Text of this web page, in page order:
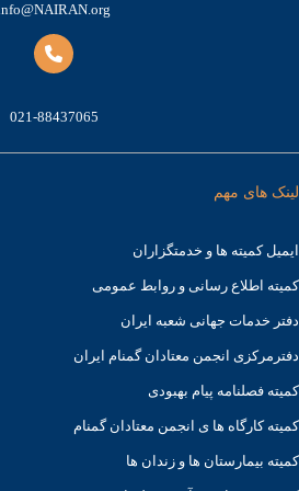
021-88437065
لینک های مهم
ایمیل کمیته ها و خدمتگزاران
کميته اطلاع رسانی و روابط عمومی
دفتر خدمات جهانی شعبه ايران
دفترمرکزی انجمن معتادان گمنام ایران
کمیته فصلنامه پیام بهبودی
کمیته کارگاه ها ی انجمن معتادان گمنام
کمیته بیمارستان ها و زندان ها